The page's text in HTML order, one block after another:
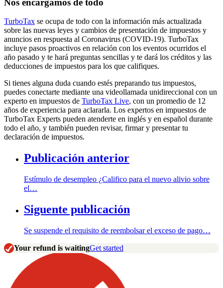
TurboTax se ocupa de todo con la información más actualizada
sobre las nuevas leyes y cambios de presentación de impuestos y
anuncios en respuesta al Coronavirus (COVID-19). TurboTax
incluye pasos proactivos en relación con los eventos ocurridos el
año pasado y te hará preguntas sencillas y te dará los créditos y las
deducciones de impuestos para los que califiques.
Si tienes alguna duda cuando estés preparando tus impuestos,
puedes conectarte mediante una videollamada unidireccional con un
experto en impuestos de TurboTax Live, con un promedio de 12
años de experiencia para aclararla. Los expertos en impuestos de
TurboTax Experts pueden atenderte en inglés y en español durante
todo el año, y también pueden revisar, firmar y presentar tu
declaración de impuestos.
Publicación anterior
Estímulo de desempleo ¿Califico para el nuevo alivio sobre
el…
Siguente publicación
Se suspende el requisito de reembolsar el exceso de pago…
Your refund is waitingGet started